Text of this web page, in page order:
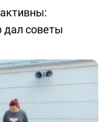
дал советы